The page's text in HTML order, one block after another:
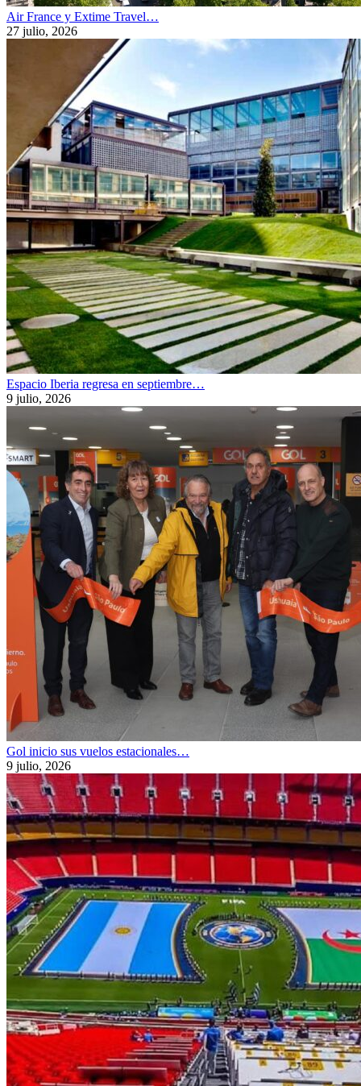
Air France y Extime Travel…
27 julio, 2026
Espacio Iberia regresa en septiembre…
9 julio, 2026
Gol inicio sus vuelos estacionales…
9 julio, 2026